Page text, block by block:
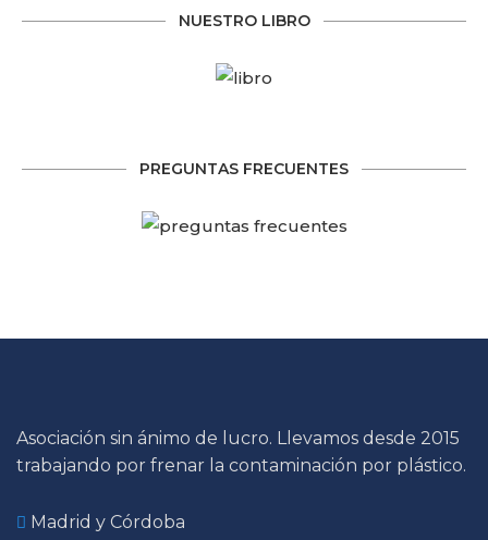
NUESTRO LIBRO
PREGUNTAS FRECUENTES
Asociación sin ánimo de lucro. Llevamos desde 2015
trabajando por frenar la contaminación por plástico.
Madrid y Córdoba